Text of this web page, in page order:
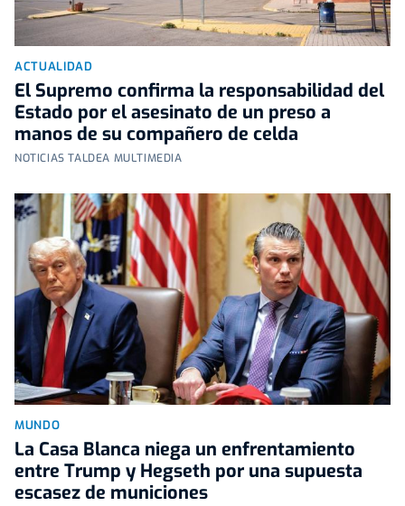
ACTUALIDAD
El Supremo confirma la responsabilidad del
Estado por el asesinato de un preso a
manos de su compañero de celda
NOTICIAS TALDEA MULTIMEDIA
MUNDO
La Casa Blanca niega un enfrentamiento
entre Trump y Hegseth por una supuesta
escasez de municiones